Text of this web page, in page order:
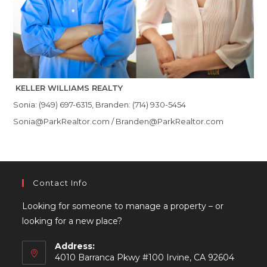
KELLER WILLIAMS REALTY
Sonia: (949) 697-6315, Branden: (714) 930-5454
Sonia@ParkRealtor.com / Branden@ParkRealtor.com
Contact Info
Looking for someone to manage a property – or
looking for a new place?
Address:
4010 Barranca Pkwy #100 Irvine, CA 92604